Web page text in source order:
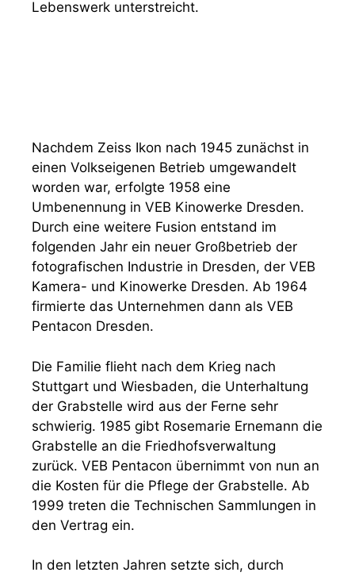
Lebenswerk unterstreicht.
Nachdem Zeiss Ikon nach 1945 zunächst in
einen Volkseigenen Betrieb umgewandelt
worden war, erfolgte 1958 eine
Umbenennung in VEB Kinowerke Dresden.
Durch eine weitere Fusion entstand im
folgenden Jahr ein neuer Großbetrieb der
fotografischen Industrie in Dresden, der VEB
Kamera- und Kinowerke Dresden. Ab 1964
firmierte das Unternehmen dann als VEB
Pentacon Dresden.
Die Familie flieht nach dem Krieg nach
Stuttgart und Wiesbaden, die Unterhaltung
der Grabstelle wird aus der Ferne sehr
schwierig. 1985 gibt Rosemarie Ernemann die
Grabstelle an die Friedhofsverwaltung
zurück. VEB Pentacon übernimmt von nun an
die Kosten für die Pflege der Grabstelle. Ab
1999 treten die Technischen Sammlungen in
den Vertrag ein.
In den letzten Jahren setzte sich, durch